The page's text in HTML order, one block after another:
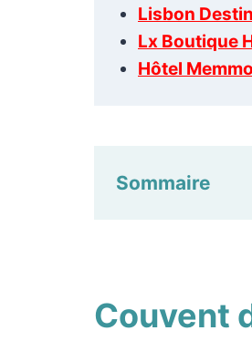
Lisbon
Lx Boutique
Hôtel
Sommaire
Couvent